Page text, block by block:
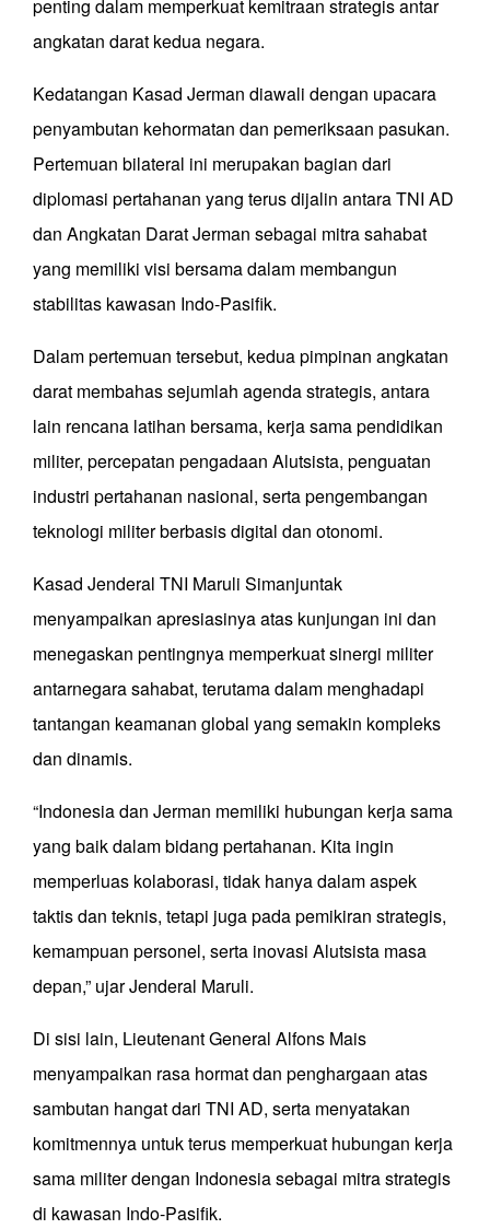
penting dalam memperkuat kemitraan strategis antar
angkatan darat kedua negara.
Kedatangan Kasad Jerman diawali dengan upacara
penyambutan kehormatan dan pemeriksaan pasukan.
Pertemuan bilateral ini merupakan bagian dari
diplomasi pertahanan yang terus dijalin antara TNI AD
dan Angkatan Darat Jerman sebagai mitra sahabat
yang memiliki visi bersama dalam membangun
stabilitas kawasan Indo-Pasifik.
Dalam pertemuan tersebut, kedua pimpinan angkatan
darat membahas sejumlah agenda strategis, antara
lain rencana latihan bersama, kerja sama pendidikan
militer, percepatan pengadaan Alutsista, penguatan
industri pertahanan nasional, serta pengembangan
teknologi militer berbasis digital dan otonomi.
Kasad Jenderal TNI Maruli Simanjuntak
menyampaikan apresiasinya atas kunjungan ini dan
menegaskan pentingnya memperkuat sinergi militer
antarnegara sahabat, terutama dalam menghadapi
tantangan keamanan global yang semakin kompleks
dan dinamis.
“Indonesia dan Jerman memiliki hubungan kerja sama
yang baik dalam bidang pertahanan. Kita ingin
memperluas kolaborasi, tidak hanya dalam aspek
taktis dan teknis, tetapi juga pada pemikiran strategis,
kemampuan personel, serta inovasi Alutsista masa
depan,” ujar Jenderal Maruli.
Di sisi lain, Lieutenant General Alfons Mais
menyampaikan rasa hormat dan penghargaan atas
sambutan hangat dari TNI AD, serta menyatakan
komitmennya untuk terus memperkuat hubungan kerja
sama militer dengan Indonesia sebagai mitra strategis
di kawasan Indo-Pasifik.